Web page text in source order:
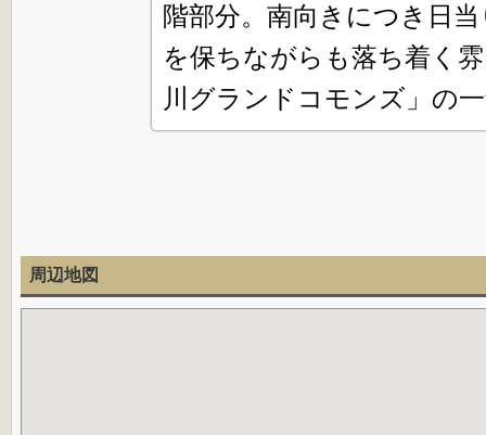
階部分。南向きにつき日
を保ちながらも落ち着く
川グランドコモンズ」の
周辺地図